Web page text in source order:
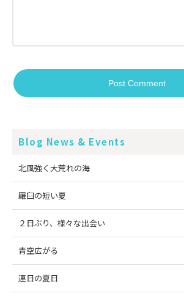
Blog News & Events
北風強く大荒れの海
羅臼の短い夏
２日ぶり、様々な出会い
青空広がる
連日の夏日